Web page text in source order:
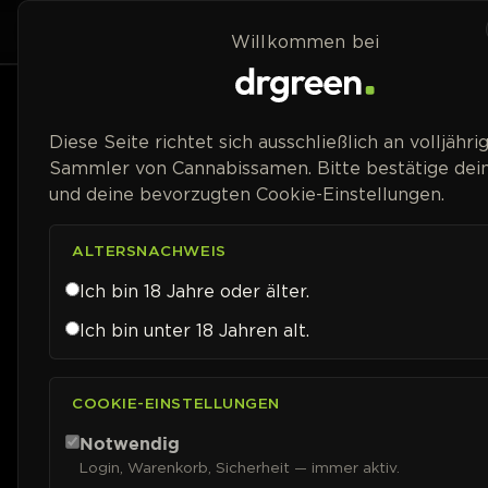
Zum Inhalt springen
Home
Willkommen bei
Diese Seite richtet sich ausschließlich an
Sammler von Cannabissamen. Bitte bestätige
und deine bevorzugten Cookie-Einstellungen.
ALTERSNACHWEIS
Ich bin 18 Jahre oder älter.
Ich bin unter 18 Jahren alt.
COOKIE-EINSTELLUNGEN
Notwendig
Login, Warenkorb, Sicherheit — immer aktiv.